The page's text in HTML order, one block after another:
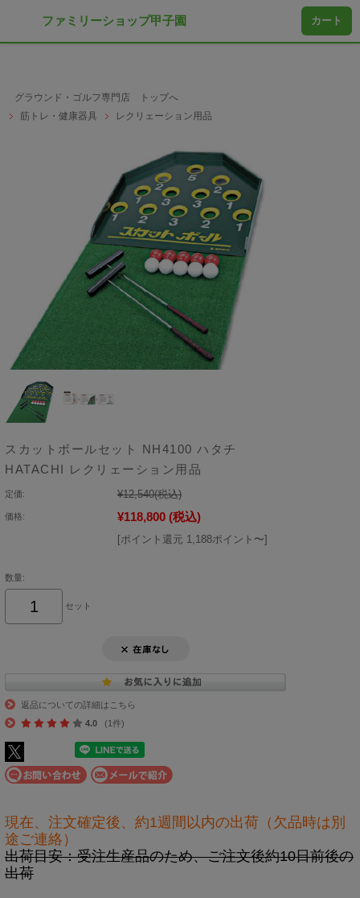
グラウンド・ゴルフ専門店 トップへ
筋トレ・健康器具
レクリェーション用品
スカットボールセット NH4100 ハタチ
HATACHI レクリェーション用品
定価: ¥12,540(税込)
価格: ¥118,800 (税込)
[ポイント還元 1,188ポイント〜]
数量:
セット
返品についての詳細はこちら
4.0
(1件)
現在、注文確定後、約1週間以内の出荷（欠品時は別
途ご連絡）
出荷目安：受注生産品のため、ご注文後約10日前後の
出荷
ファミリーショップ甲子園 カート